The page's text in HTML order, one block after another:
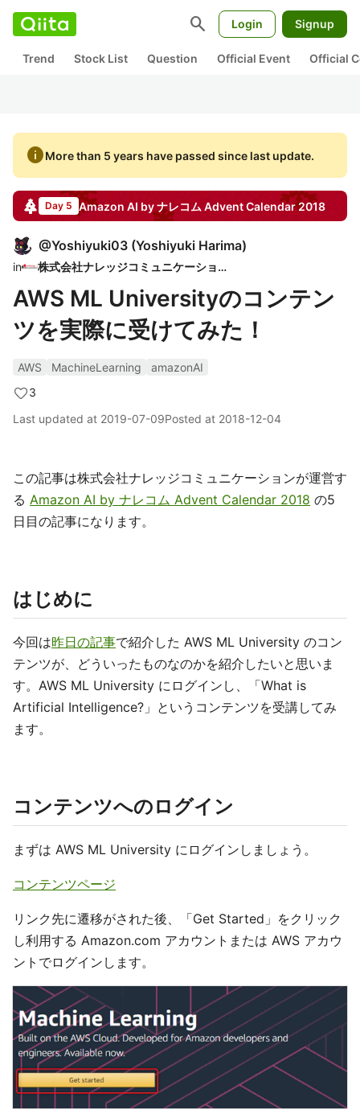
search Login Signup
Trend Stock List Question Official Event Official
infoMore than 5 years have passed since last update.
Day 5 Amazon AI by ナレコム Advent Calendar 2018
@Yoshiyuki03 (Yoshiyuki Harima)
in 株式会社ナレッジコミュニケーション
AWS ML Universityのコンテン
ツを実際に受けてみた！
AWS MachineLearning
amazonAI
3
Last updated at 2019-07-09Posted at 2018-12-04
この記事は株式会社ナレッジコミュニケーションが運営す
る Amazon AI by ナレコム Advent Calendar 2018 の5
日目の記事になります。
はじめに
今回は昨日の記事で紹介した AWS ML University のコン
テンツが、どういったものなのかを紹介したいと思いま
す。AWS ML University にログインし、「What is
Artificial Intelligence?」というコンテンツを受講してみ
ます。
コンテンツへのログイン
まずは AWS ML University にログインしましょう。
コンテンツページ
リンク先に遷移がされた後、「Get Started」をクリック
し利用する Amazon.com アカウントまたは AWS アカウ
ントでログインします。